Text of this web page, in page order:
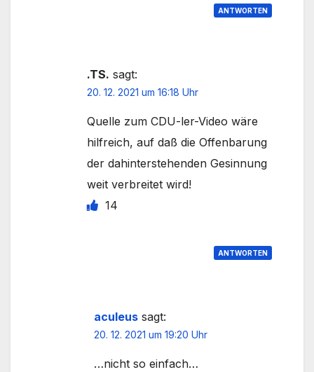
ANTWORTEN
.TS. sagt:
20. 12. 2021 um 16:18 Uhr
Quelle zum CDU-ler-Video wäre
hilfreich, auf daß die Offenbarung
der dahinterstehenden Gesinnung
weit verbreitet wird!
14
ANTWORTEN
aculeus sagt:
20. 12. 2021 um 19:20 Uhr
…nicht so einfach…